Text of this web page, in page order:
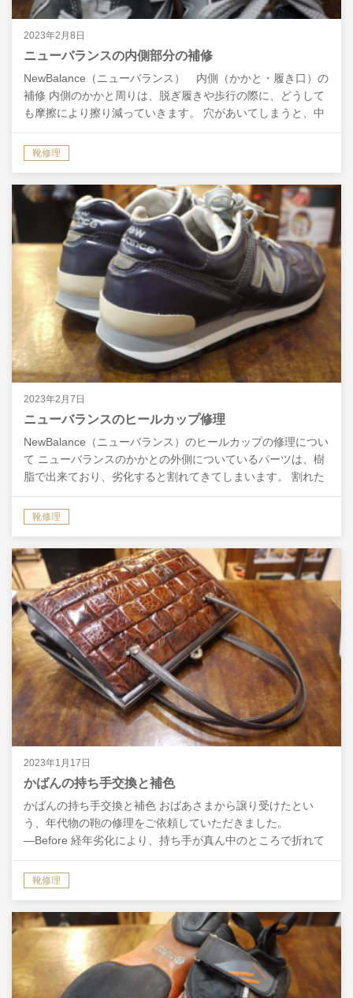
2023年2月8日
ニューバランスの内側部分の補修
NewBalance（ニューバランス） 内側（かかと・履き口）の
補修 内側のかかと周りは、脱ぎ履きや歩行の際に、どうして
も摩擦により擦り減っていきます。 穴があいてしまうと、中
靴修理
2023年2月7日
ニューバランスのヒールカップ修理
NewBalance（ニューバランス）のヒールカップの修理につい
て ニューバランスのかかとの外側についているパーツは、樹
脂で出来ており、劣化すると割れてきてしまいます。 割れた
靴修理
2023年1月17日
かばんの持ち手交換と補色
かばんの持ち手交換と補色 おばあさまから譲り受けたとい
う、年代物の鞄の修理をご依頼していただきました。
―Before 経年劣化により、持ち手が真ん中のところで折れて
靴修理